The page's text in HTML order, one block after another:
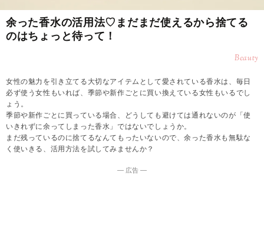
余った香水の活用法♡まだまだ使えるから捨てる
のはちょっと待って！
Beauty
女性の魅力を引き立てる大切なアイテムとして愛されている香水は、毎日
必ず使う女性もいれば、季節や新作ごとに買い換えている女性もいるでし
ょう。
季節や新作ごとに買っている場合、どうしても避けては通れないのが「使
いきれずに余ってしまった香水」ではないでしょうか。
まだ残っているのに捨てるなんてもったいないので、余った香水も無駄な
く使いきる、活用方法を試してみませんか？
― 広告 ―